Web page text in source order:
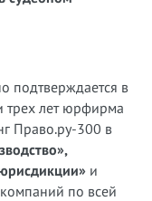
подтверждается в
трех лет юрфирма
Право.ру-300 в
и
по всей